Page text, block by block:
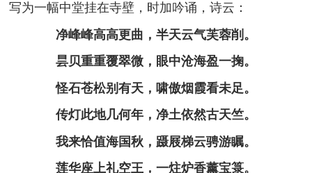
写为一幅中堂挂在寺壁，时加吟诵，诗云：
净峰峰高高更曲，半天云气芙蓉削。
昙贝重重覆翠微，眼中沧海盈一掬。
怪石苍松别有天，啸傲烟霞看未足。
传灯此地几何年，净土依然古天竺。
我来恰值海国秋，蹑屐梯云骋游瞩。
莲华座上礼空王，一炷炉香薰宝箓。